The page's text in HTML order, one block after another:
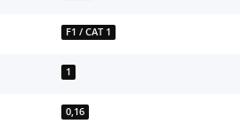
F1 / CAT 1
1
0,16